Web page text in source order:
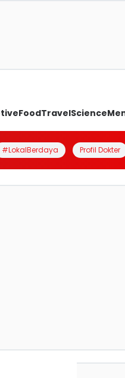
FoodTravelScience
#LokalBerdaya Profil Dokter